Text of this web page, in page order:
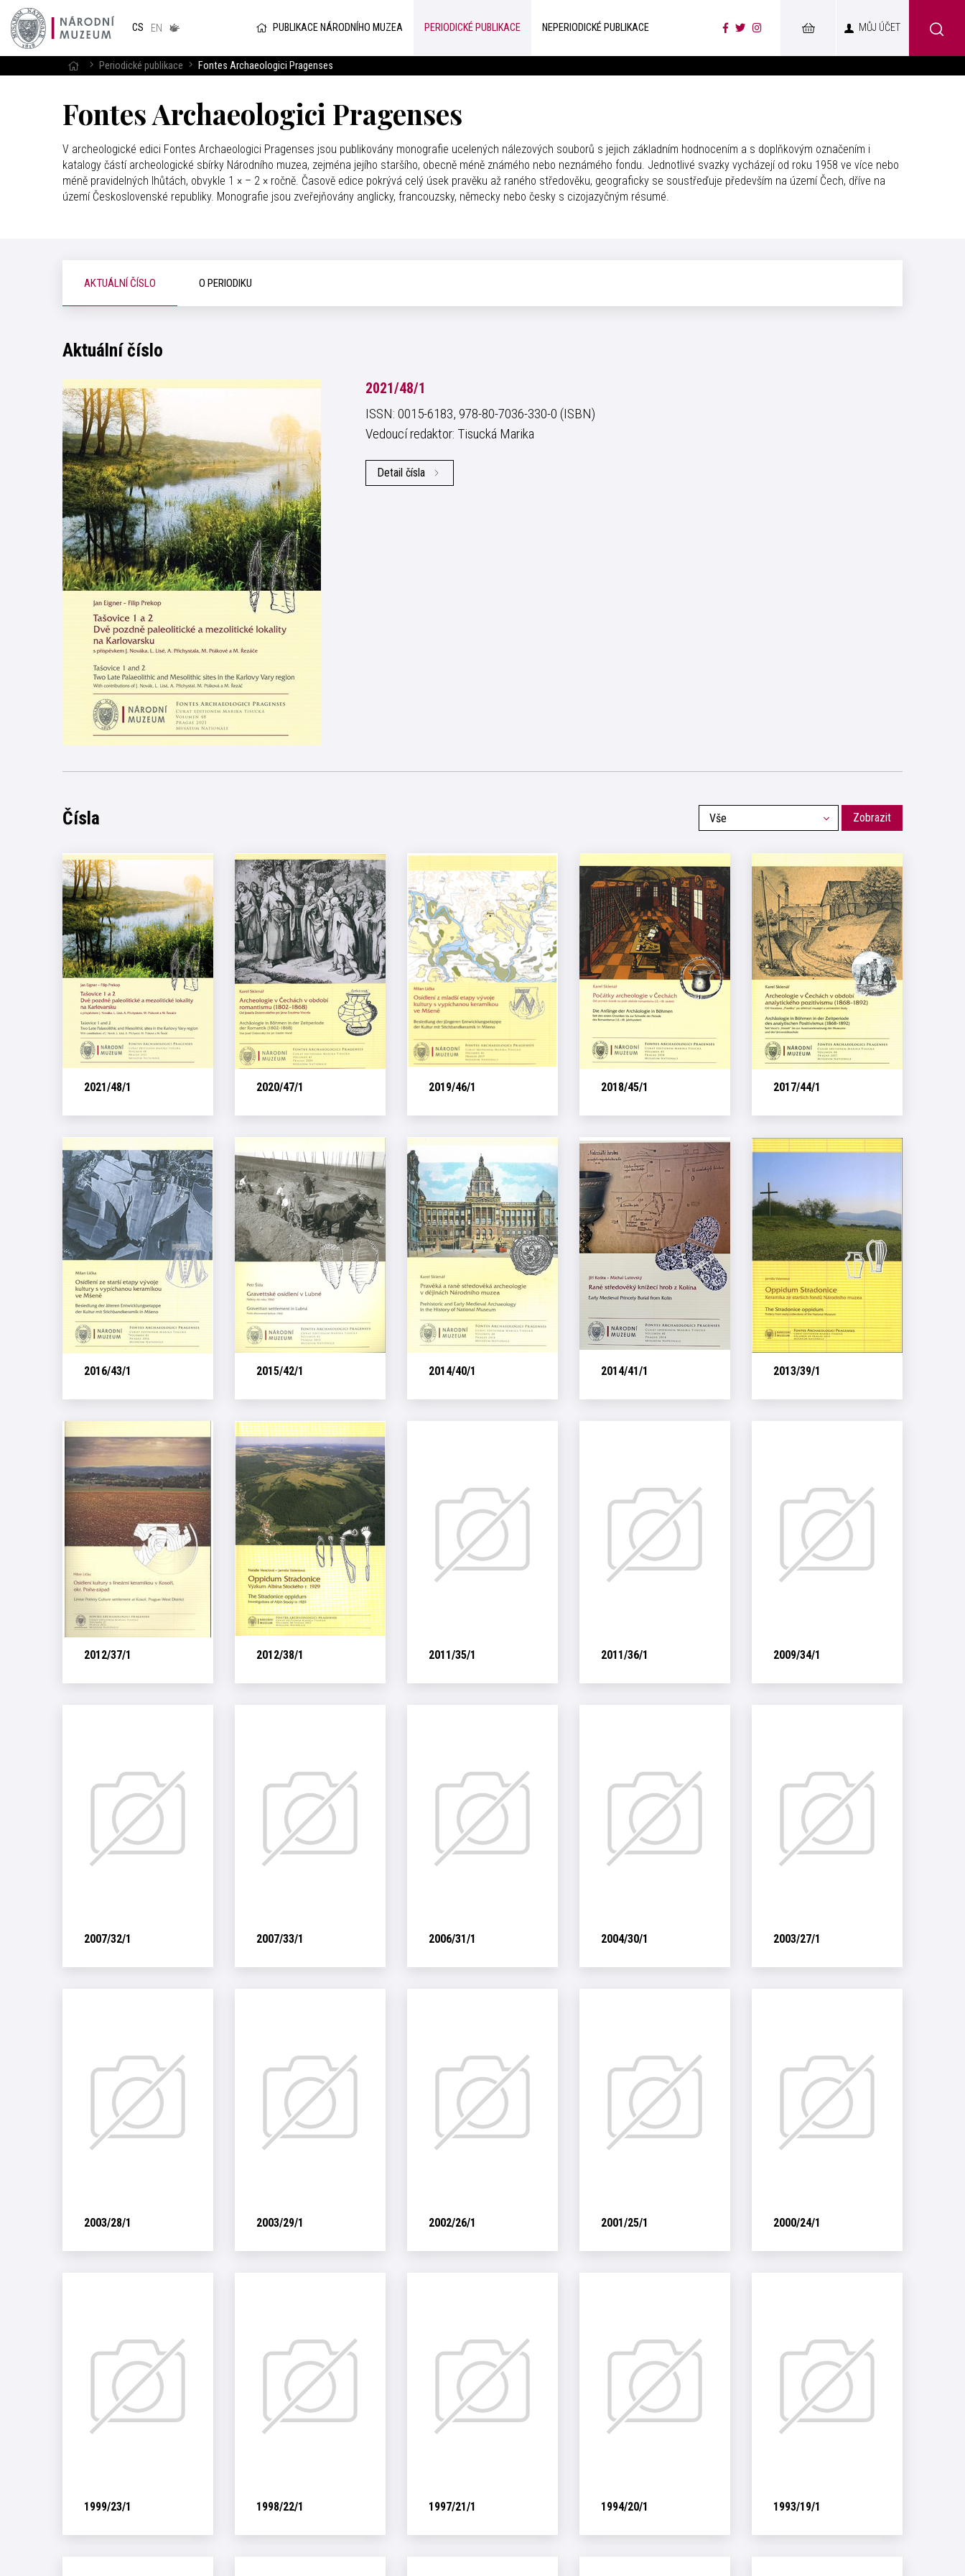
CS EN
v českém
PUBLIKACE NÁRODNÍHO MUZEA PERIODICKÉ PUBLIKACE NEPERIODICKÉ PUBLIKACE MŮJ ÚČET
Periodické publikace Fontes Archaeologici Pragenses
Fontes Archaeologici Pragenses
V archeologické edici Fontes Archaeologici Pragenses jsou publikovány monografie ucelených nálezových souborů s jejich základním hodnocením a s doplňkovým označením i
katalogy částí archeologické sbírky Národního muzea, zejména jejího staršího, obecně méně známého nebo neznámého fondu. Jednotlivé svazky vycházejí od roku 1958 ve více nebo
méně pravidelných lhůtách, obvykle 1 × – 2 × ročně. Časově edice pokrývá celý úsek pravěku až raného středověku, geograficky se soustřeďuje především na území Čech, dříve na
území Československé republiky. Monografie jsou zveřejňovány anglicky, francouzsky, německy nebo česky s cizojazyčným résumé.
AKTUÁLNÍ ČÍSLO O PERIODIKU
Aktuální číslo
2021/48/1
ISSN: 0015-6183, 978-80-7036-330-0 (ISBN)
Vedoucí redaktor: Tisucká Marika
Detail čísla
Čísla Vše Zobrazit
2021/48/1 2020/47/1 2019/46/1 2018/45/1 2017/44/1
2016/43/1 2015/42/1 2014/40/1 2014/41/1 2013/39/1
2012/37/1 2012/38/1 2011/35/1 2011/36/1 2009/34/1
2007/32/1 2007/33/1 2006/31/1 2004/30/1 2003/27/1
2003/28/1 2003/29/1 2002/26/1 2001/25/1 2000/24/1
1999/23/1 1998/22/1 1997/21/1 1994/20/1 1993/19/1